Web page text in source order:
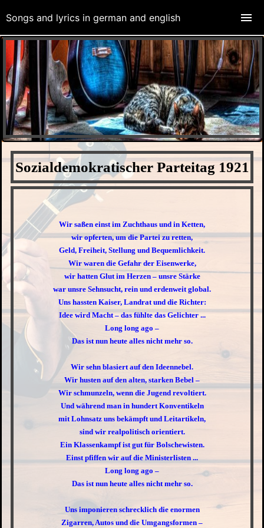
Sozialdemokratischer Parteitag 1921
Wir saßen einst im Zuchthaus und in Ketten,
wir opferten, um die Partei zu retten,
Geld, Freiheit, Stellung und Bequemlichkeit.
Wir waren die Gefahr der Eisenwerke,
wir hatten Glut im Herzen – unsre Stärke
war unsre Sehnsucht, rein und erdenweit global.
Uns hassten Kaiser, Landrat und die Richter:
Idee wird Macht – das fühlte das Gelichter ...
Long long ago –
Das ist nun heute alles nicht mehr so.
Wir sehn blasiert auf den Ideennebel.
Wir husten auf den alten, starken Bebel –
Wir schmunzeln, wenn die Jugend revoltiert.
Und während man in hundert Konventikeln
mit Lohnsatz uns bekämpft und Leitartikeln,
sind wir realpolitisch orientiert.
Ein Klassenkampf ist gut für Bolschewisten.
Einst pfiffen wir auf die Ministerlisten ...
Long long ago –
Das ist nun heute alles nicht mehr so.
Uns imponieren schrecklich die enormen
Zigarren, Autos und die Umgangsformen –
Songs and lyrics in german and english